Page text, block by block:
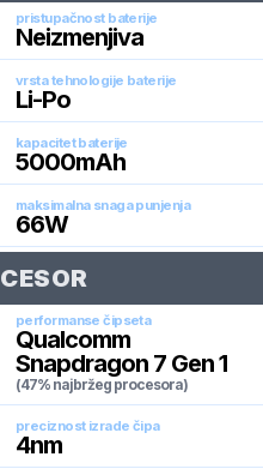
pristupačnost baterije
Neizmenjiva
vrsta tehnologije baterije
Li-Po
kapacitet baterije
5000mAh
maksimalna snaga punjenja
66W
performanse čipseta
Qualcomm
Snapdragon 7 Gen 1
(47% najbržeg procesora)
preciznost izrade čipa
4nm